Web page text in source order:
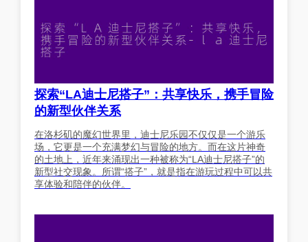
探索“LA迪士尼搭子”：共享快乐，携手冒险
的新型伙伴关系
在洛杉矶的魔幻世界里，迪士尼乐园不仅仅是一个游乐
场，它更是一个充满梦幻与冒险的地方。而在这片神奇
的土地上，近年来涌现出一种被称为“LA迪士尼搭子”的
新型社交现象。所谓“搭子”，就是指在游玩过程中可以共
享体验和陪伴的伙伴。